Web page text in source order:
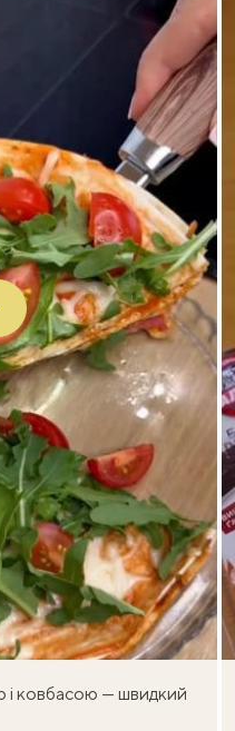
і ковбасою — швидкий